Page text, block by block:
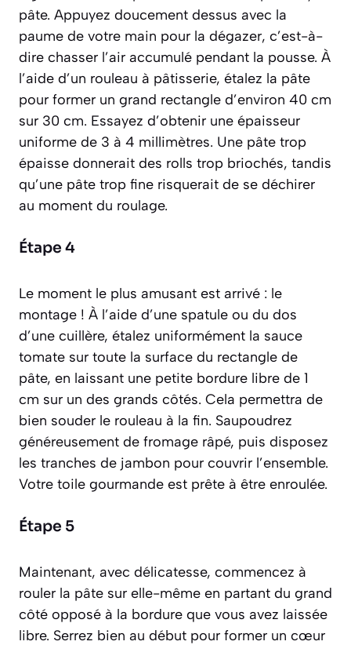
pâte. Appuyez doucement dessus avec la
paume de votre main pour la dégazer, c’est-à-
dire chasser l’air accumulé pendant la pousse. À
l’aide d’un rouleau à pâtisserie, étalez la pâte
pour former un grand rectangle d’environ 40 cm
sur 30 cm. Essayez d’obtenir une épaisseur
uniforme de 3 à 4 millimètres. Une pâte trop
épaisse donnerait des rolls trop briochés, tandis
qu’une pâte trop fine risquerait de se déchirer
au moment du roulage.
Étape 4
Le moment le plus amusant est arrivé : le
montage ! À l’aide d’une spatule ou du dos
d’une cuillère, étalez uniformément la sauce
tomate sur toute la surface du rectangle de
pâte, en laissant une petite bordure libre de 1
cm sur un des grands côtés. Cela permettra de
bien souder le rouleau à la fin. Saupoudrez
généreusement de fromage râpé, puis disposez
les tranches de jambon pour couvrir l’ensemble.
Votre toile gourmande est prête à être enroulée.
Étape 5
Maintenant, avec délicatesse, commencez à
rouler la pâte sur elle-même en partant du grand
côté opposé à la bordure que vous avez laissée
libre. Serrez bien au début pour former un cœur